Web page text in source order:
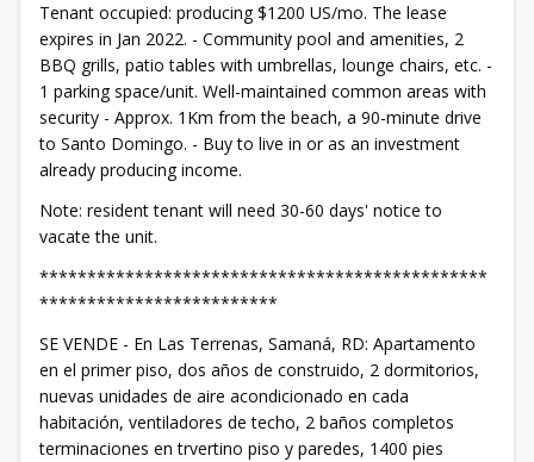
Tenant occupied: producing $1200 US/mo. The lease
expires in Jan 2022. - Community pool and amenities, 2
BBQ grills, patio tables with umbrellas, lounge chairs, etc. -
1 parking space/unit. Well-maintained common areas with
security - Approx. 1Km from the beach, a 90-minute drive
to Santo Domingo. - Buy to live in or as an investment
already producing income.
Note: resident tenant will need 30-60 days' notice to
vacate the unit.
***********************************************
*************************
SE VENDE - En Las Terrenas, Samaná, RD: Apartamento
en el primer piso, dos años de construido, 2 dormitorios,
nuevas unidades de aire acondicionado en cada
habitación, ventiladores de techo, 2 baños completos
terminaciones en trvertino piso y paredes, 1400 pies